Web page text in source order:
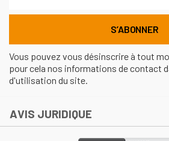
Vous pouvez vous désinscrire à tout
pour cela nos informations de contact
d'utilisation du site.
AVIS JURIDIQUE